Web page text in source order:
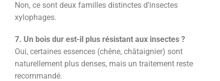
Non, ce sont deux familles distinctes d’insectes
xylophages.
7. Un bois dur est-il plus résistant aux insectes ?
Oui, certaines essences (chêne, châtaignier) sont
naturellement plus denses, mais un traitement reste
recommandé.